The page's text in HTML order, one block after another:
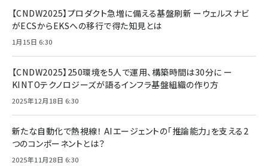
【CNDW2025】プロダクト急増に備える基盤刷新 ーウェルスナビ
がECSからEKSへの移行で得た知見とは
1月15日 6:30
【CNDW2025】250環境を5人で運用、構築時間は30分に ー
KINTOテクノロジーズが語るインフラ基盤組織の作り方
2025年12月18日 6:30
新たな自動化で熱視線！ AIエージェントの「推論能力」を支える2
つのコンポーネントとは？
2025年11月28日 6:30